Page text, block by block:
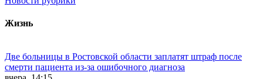
Жизнь
Две больницы в Ростовской области заплатят штраф после
смерти пациента из-за ошибочного диагноза